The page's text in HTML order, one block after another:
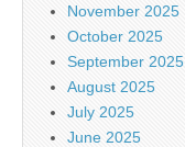
November 2025
October 2025
September 2025
August 2025
July 2025
June 2025